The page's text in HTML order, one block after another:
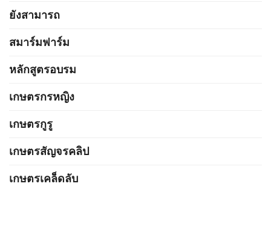
ยังสามารถ
สมาร์มฟาร์ม
หลักสูตรอบรม
เกษตรกรหญิง
เกษตรกูรู
เกษตรสัญจรคลิป
เกษตรเคล็ดลับ